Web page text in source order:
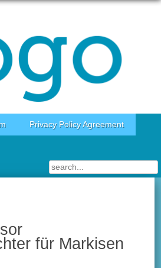
Privacy Policy Agreement
für Markisen